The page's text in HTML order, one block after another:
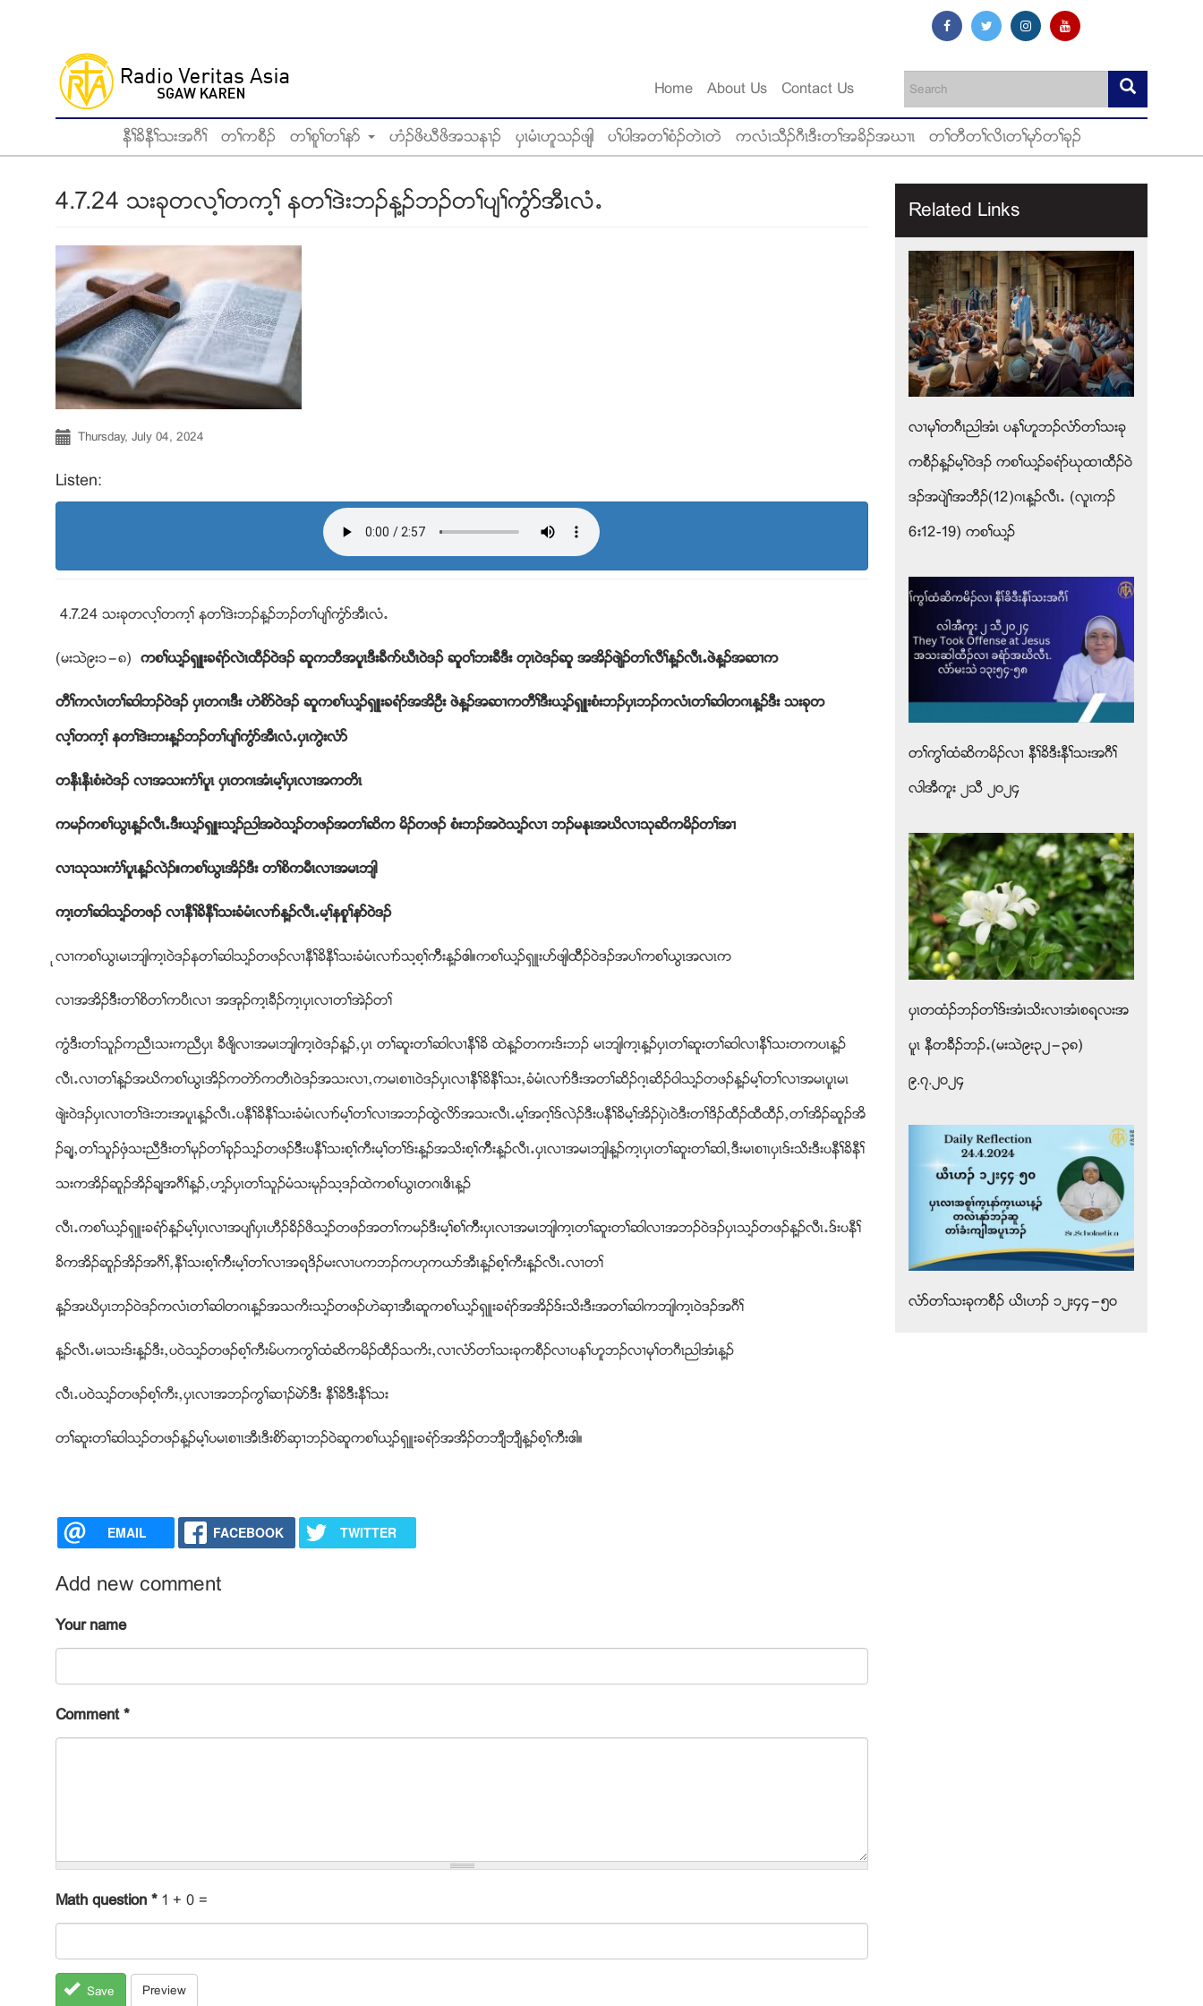
Home About Us Contact Us
နီႈခိနီႈသးအဂီႈ တႈကစီဥ တႈစူႈတႈနဏ ဟံဥဖိဃီဖိအသန႕ဥ ပွၚမံၚဟူသဥဖ်ါ ပႈပါအတႈစံဥတဲၚတဲ ကလံၚသီဥဂီၚဒီးတႈအခိဥအဃ႕ၚ တႈတီတႈလိၚတႈမုဏတႈခုဥ
4.7.24 သးခုတလ႔ႈတက႔ႈ နတႈဒဲးဘဥန႔ဥဘဥတႈပ်ႈကြံဏအီၚလံ’
Thursday, July 04, 2024
Listen:
4.7.24 သးခုတလ႔ႈတက႔ႈ နတႈဒဲးဘဥန႔ဥဘဥတႈပ်ႈကြံဏအီၚလံ’
(မးသဲ၉း၁”၈) ကစႈဎ႔ဥရွဴးခရံဏလဲၚထီဥ၀ဲဒဥ ဆူကဘီအပူၚဒီးခီဂဏဃီၚ၀ဲဒဥ ဆူ၀ႈဘးခီဒီး တုၚ၀ဲဒဥဆူ အအိဥဖ်ဲဥတႈလီႈန႔ဥလီၚ’ဖဲန႔ဥအဆ႕က
တီႈကလံၚတႈဆါဘဥ၀ဲဒဥ ပွၚတဂၚဒိီး ဟဲစိဏ၀ဲဒဥ ဆူကစႈဎ႔ဥရွဴးခရံဏအအိဦး ဖဲန႔ဥအဆ႕ကတီႈဒီးဎ႔ဥရွဴးစံးဘဥပွၚဘဥကလံၚတႈဆါတဂၚန႔ဥဒီး သးခုတ
လ႔ႈတက႔ႈ နတႈဒဲးဘးန႔ဥဘဥတႈပ်ႈကြံဏအီၚလံ’ပွၚကြဲးလံဏ
တနီၚနီၚစံး၀ဲဒဥ လ႕အသးကံႈပူၚ ပွၚတဂၚအံၚမ႔ႈပွၚလ႕အကတိၚ
ကမဥကစႈဎြၚန႔ဥလီၚ’ဒီးဎ႔ဥရွဴးသ႔ဥညါအ၀ဲသ႔ဥတဖဥအတႈဆိက မိဥတဖဥ စံးဘဥအ၀ဲသ႔ဥလ႕ ဘဥမနုၚအဃိလ႕သုဆိကမိဥတႈအ႕
လ႕သုသးကံႈပူၚန႔ဥလဲဥ။ကစႈဎြၚအိဥဒီး တႈစိကမီၚလ႕အမၚဘ်ါ
က႔ၚတႈဆါသ႔ဥတဖဥ လ႕နီႈခိနီႈသးခံမံၚလ႕ဏန႔ဥလီၚ’မ႔ႈနစူႈနဏ၀ဲဒဥ
ုလ႕ကစႈဎြၚမၚဘ်ါက႔ၚ၀ဲဒဥနတႈဆါသ႔ဥတဖဥလ႕နီႈခိနီႈသးခံမံၚလ႕ဏသ႔စ႔ႈကိီးန႔ဥဧါ။ကစႈဎ႔ဥရွဴးပဏဖ်ါထိီဥ၀ဲဒဥအပႈကစႈဎြၚအလၚက
လ႕အအိဥဒိီးတႈစိတႈကပီၚလ႕ အအုဥက႔ၚခီဥက႔ၚပွၚလ႕တႈအဲဥတႈ
ကြံဒီးတႈသူဥကညီၚသးကညီပွၚ ခီဖ်ိလ႕အမၚဘ်ါက႔ၚ၀ဲဒဥန႔ဥယပွၚ တႈဆူးတႈဆါလ႕နီႈခိ ထဲန႔ဥတကးဒ္းဘဥ မၚဘ်ါက႔ၚန႔ဥပွၚတႈဆူးတႈဆါလ႕နီႈသးတကပၚန႔ဥ
လီၚ’လ႕တႈန႔ဥအဃိကစႈဎြၚအိဥကတဲဏကတီၚ၀ဲဒဥအသးလ႕ယကမၚစ႕ၚ၀ဲဒဥပွၚလ႕နီႈခိနီႈသးယခံမံၚလ႕ဏဒီးအတႈဆိဥဂ႔ၚဆိဥ၀ါသ႔ဥတဖဥန႔ဥမ႔ႈတႈလ႕အမၚပူၚမၚ
ဖ်ဲး၀ဲဒဥပွၚလ႕တႈဒဲးဘးအပူၚန႔ဥလီၚ’ပနီႈခိနီႈသးခံမံၚလ႕ဏမ႔ႈတႈလ႕အဘဥထြဲလိဏအသးလီၚ’မ႔ႈအဂ႔ႈဒ္လဲဥဒီးပနီႈခိမ႔ႈအိဥပွဲၚ၀ဲဒီးတႈဒိဥထီဥထီထီဥယတႈအိဥဆူဥအိ
ဥခ်႔ယတႈသူဥဖွံသးညီဒီးတႈမုဥတႈခုုဥသ႔ဥတဖဥဒိီးပနီႈသးစ႔ႈကီးမ႔ႈတႈဒ္းန႔ဥအသိးစ႔ႈကိီးန႔ဥလီၚ’ပွၚလ႕အမၚဘ်ါန႔ဥက႔ၚပွၚတႈဆူးတႈဆါယဒီးမၚစ႕ၚပွၚဒ္းသိးဒီးပနီႈခိနီႈ
သးကအိဥဆူဥအိဥခ်႔အဂီႈန႔ဥယဟ႔ဥပွၚတႈသူဥမံသးမုဥသ႔ဒဥထဲကစႈဎြၚတဂၚဧိၚန႔ဥ
လီၚ’ကစႈဎ႔ဥရွဴးခရံဏန႔ဥမ႔ႈပွၚလ႕အပ်ႈပွၚဟီဥခိဥဖိသ႔ဥတဖဥအတႈကမဥဒီးမ႔ႈစႈကိီးပွၚလ႕အမၚဘ်ါက႔ၚတႈဆူးတႈဆါလ႕အဘဥ၀ဲဒဥပွၚသ႔ဥတဖဥန႔ဥလီၚ’ဒ္းပနီႈ
ခိကအိဥဆူဥအိဥအဂီႈယနီႈသးစ႔ႈကိီးမ႔ႈတႈလ႕အရ႔ဒိဥမးလ႕ပကဘဥကဟုကဎဏအီၚန႔ဥစ႔ႈကီးန႔ဥလီၚ’လ႕တႈ
န႔ဥအဃိပွၚဘဥ၀ဲဒဥကလံၚတႈဆါတဂၚန႔ဥအသကိးသ႔ဥတဖဥဟဲဆွ႕အီၚဆူကစႈဎ႔ဥရွဴးခရံဏအအိဥဒ္းသိးဒီးအတႈဆါကဘ်ါက႔ၚ၀ဲဒဥအဂီႈ
န႔ဥလီၚ’မၚသးဒ္းန႔ဥဒီးယပ၀ဲသ႔ဥတဖဥစ႔ႈကီးမ္ပကကြႈထံဆိကမိဥထီဥသကိးယလ႕လံဏတႈသးခုကစီဥလ႕ပနႈဟူဘဥလ႕မုႈတဂီၚညါအံၚန႔ဥ
လီၚ’ပ၀ဲသ႔ဥတဖဥစ႔ႈကီးယပွၚလ႕အဘဥကြႈဆ႕ဥမဲဏဒိီး နီႈခိဒိီးနီႈသး
တႈဆူးတႈဆါသ႔ဥတဖဥန႔ဥမ႔ႈပမၚစ႕ၚအီၚဒီးစိဏဆွ႕ဘဥ၀ဲဆူကစႈဎ႔ဥရွဴးခရံဏအအိဥတဘ်ီဘ်ီန႔ဥစ႔ႈကိီးဧါ။
EMAIL FACEBOOK TWITTER
Add new comment
Your name
Comment*
Math question * 1 + 0 =
Save Preview
Related Links
လ႕မုႈတဂီၚညါအံၚ ပနႈဟူဘဥလံဏတႈသးခု
ကစီဥန႔ဥမ႔ႈ၀ဲဒဥ ကစႈဎ႔ဥခရံဏဃုထ႕ထီဥ၀ဲ
ဒဥအပ်ဲႈအဘီဥ(12)ဂၚန႔ဥလီၚ’ (လူၚကဥ
6း12-19) ကစႈဎ႔ဥ
တႈကြႈထံဆိကမိဥလ႕ နီႈခိဒီးနီႈသးအဂီႈ
လါအီကူး ၂သီ ၂၀၂၄
ပွၚတထံဥဘဥတႈဒ္းအံၚသိးလ႕အံၚစရ႔လးအ
ပူၚ နီတခီဥဘဥ’(မးသဲ၉း၃၂”၃၈)
၉.၇.၂၀၂၄
လံဏတႈသးခုကစီဥ ဎိၚဟဥ ၁၂း၄၄”၅၀